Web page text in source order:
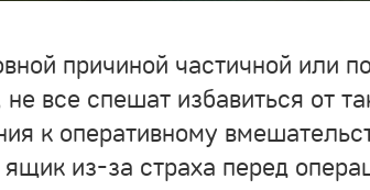
причиной частичной или
все спешат избавиться от
к оперативному
из-за страха перед